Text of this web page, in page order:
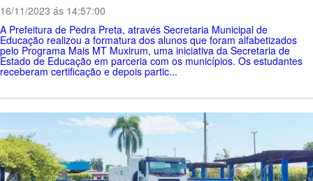
16/11/2023 ás 14:57:00
A Prefeitura de Pedra Preta, através Secretaria Municipal de
Educação realizou a formatura dos alunos que foram alfabetizados
pelo Programa Mais MT Muxirum, uma iniciativa da Secretaria de
Estado de Educação em parceria com os municípios. Os estudantes
receberam certificação e depois partic...